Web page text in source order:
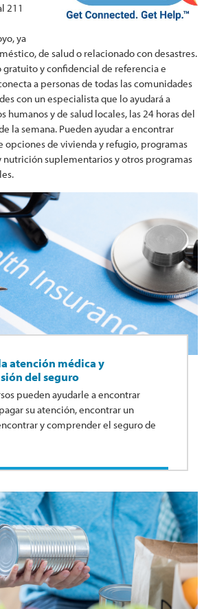
211
ya
de salud o relacionado con desastres.
gratuito y confidencial de referencia e
a personas de todas las comunidades
con un especialista que lo ayudará a
humanos y de salud locales, las 24 horas del
la semana. Pueden ayudar a encontrar
opciones de vivienda y refugio, programas
suplementarios y otros programas
atención médica y
del seguro
pueden ayudarle a encontrar
su atención, encontrar un
y comprender el seguro de